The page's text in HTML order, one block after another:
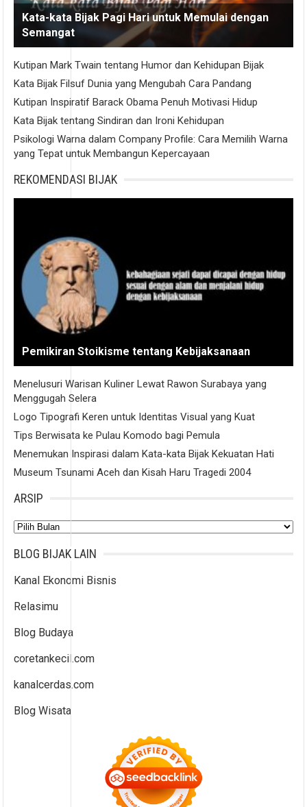
Kata-kata Bijak Pagi Hari untuk Memulai dengan
Semangat
Kutipan Mark Twain tentang Humor dan Kehidupan Bijak
Kata Bijak Filsuf Dunia yang Mengubah Cara Pandang
Kutipan Inspiratif Barack Obama Penuh Motivasi Hidup
Kata Bijak tentang Sindiran dan Ironi Kehidupan
Psikologi Warna dalam Company Profile: Cara Memilih Warna
yang Tepat untuk Membangun Kepercayaan
REKOMENDASI BIJAK
Pemikiran Stoikisme tentang Kebijaksanaan
Menelusuri Warisan Kuliner Lewat Rawon Surabaya yang
Menggugah Selera
Logo Tipografi Keren untuk Identitas Visual yang Kuat
Tips Berwisata ke Pulau Komodo bagi Pemula
Menemukan Inspirasi dalam Kata-kata Bijak Kekuatan Hati
Museum Tsunami Aceh dan Kisah Haru Tragedi 2004
ARSIP
Arsip
BLOG BIJAK LAIN
Kanal Ekonomi Bisnis
Relasimu
Blog Budaya
coretankecil.com
kanalcerdas.com
Blog Wisata